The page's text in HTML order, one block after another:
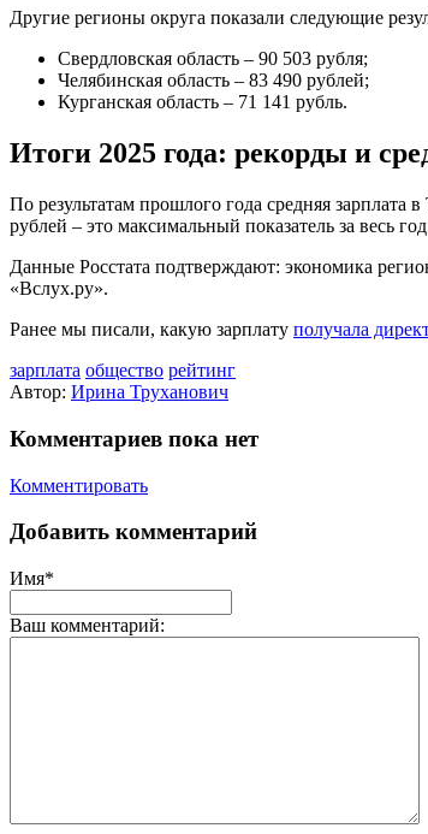
Другие регионы округа показали следующие
Свердловская область – 90 503 рубля;
Челябинская область – 83 490 рублей;
Курганская область – 71 141 рубль.
Итоги 2025 года: рекорды и
По результатам прошлого года средняя
рублей – это максимальный показатель за весь
Данные Росстата подтверждают: экономика
«Вслух.ру».
Ранее мы писали, какую зарплату получала
зарплата общество рейтинг
Автор: Ирина Труханович
Комментариев пока нет
Комментировать
Добавить комментарий
Имя*
Ваш комментарий: